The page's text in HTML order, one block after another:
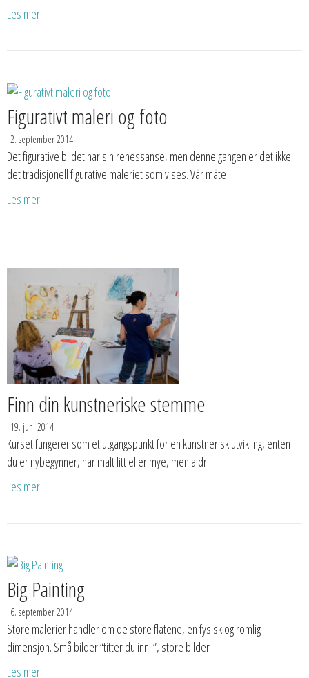
Les mer
Figurativt maleri og foto
2. september 2014
Det figurative bildet har sin renessanse, men denne gangen er det ikke
det tradisjonell figurative maleriet som vises. Vår måte
Les mer
Finn din kunstneriske stemme
19. juni 2014
Kurset fungerer som et utgangspunkt for en kunstnerisk utvikling, enten
du er nybegynner, har malt litt eller mye, men aldri
Les mer
Big Painting
6. september 2014
Store malerier handler om de store flatene, en fysisk og romlig
dimensjon. Små bilder “titter du inn i”, store bilder
Les mer